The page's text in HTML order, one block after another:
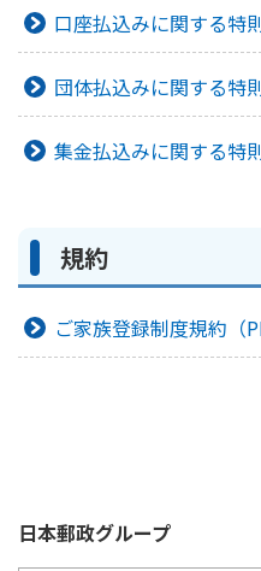
口座払込みに関する特
団体払込みに関する特
集金払込みに関する特
規約
ご家族登録制度規約
日本郵政グループ